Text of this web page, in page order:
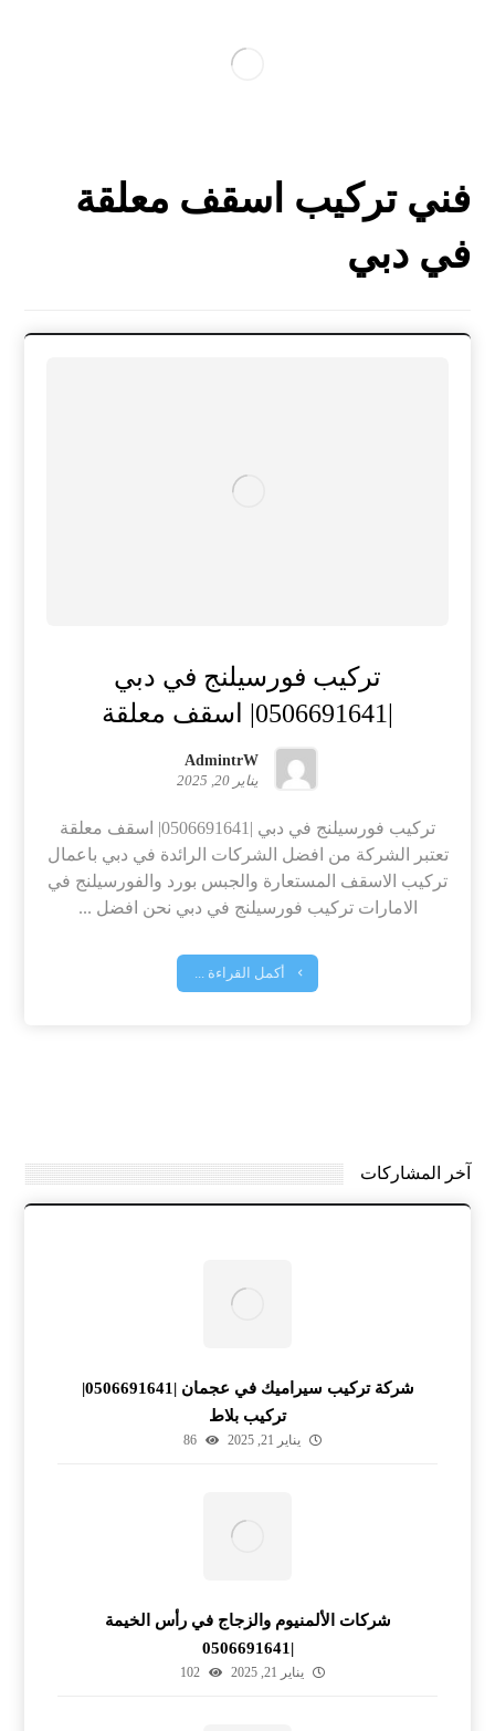
فني تركيب اسقف معلقة
في دبي
تركيب فورسيلنج في دبي
AdmintrW
يناير 20, 2025
تركيب فورسيلنج في دبي |0506691641| اسقف معلقة
تعتبر الشركة من افضل الشركات الرائدة في دبي باعمال
تركيب الاسقف المستعارة والجبس بورد والفورسيلنج في
الامارات تركيب فورسيلنج في دبي نحن افضل ...
أكمل القراءة ...
آخر المشاركات
شركة تركيب سيراميك في عجمان |0506691641|
تركيب بلاط
يناير 21, 2025 86
شركات الألمنيوم والزجاج في رأس الخيمة
|0506691641
يناير 21, 2025 102